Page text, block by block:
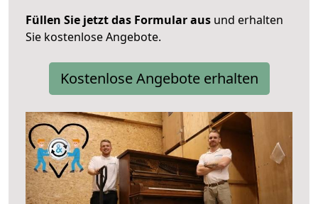
Füllen Sie jetzt das Formular aus und erhalten
Sie kostenlose Angebote.
Kostenlose Angebote erhalten